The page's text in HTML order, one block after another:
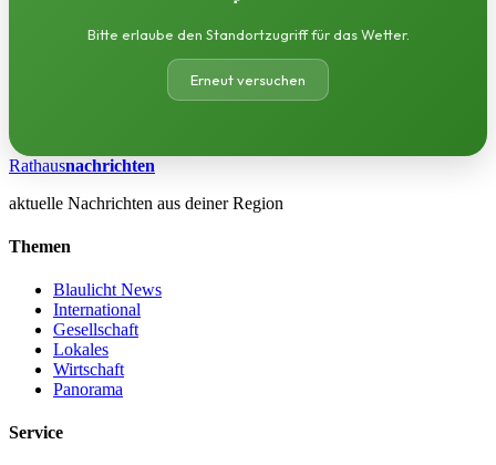
Bitte erlaube den Standortzugriff für das Wetter.
Erneut versuchen
Rathausnachrichten
aktuelle Nachrichten aus deiner Region
Themen
Blaulicht News
International
Gesellschaft
Lokales
Wirtschaft
Panorama
Service